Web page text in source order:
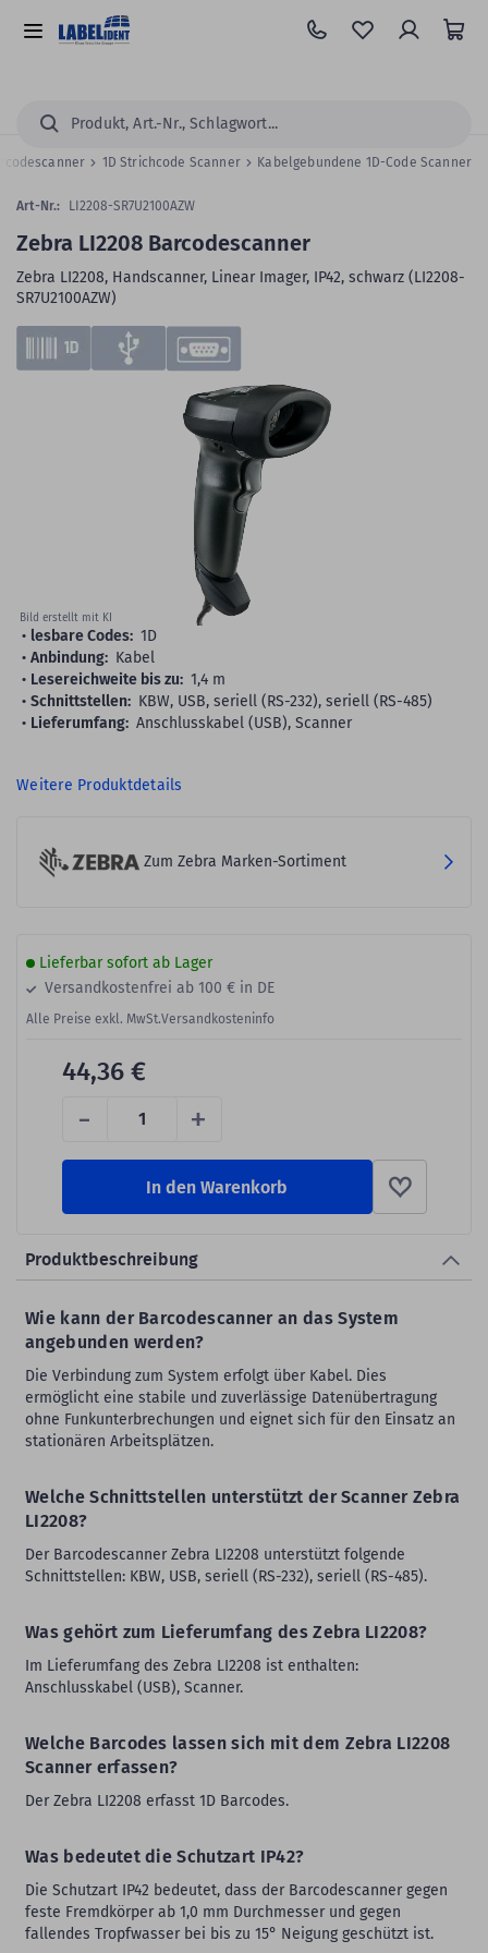
Hauptinhalt
springen
Alle
Suchen...
1D Strichcode Scanner Kabelgebundene 1D-Code Scanner
Zum
der
Bild erstellt mit KI
Skip
to
the
Zebra LI2208 Barcodescanner
Zebra LI2208, Handscanner, Linear Imager, IP42, schwarz (LI2208-
SR7U2100AZW)
Art-Nr.: LI2208-SR7U2100AZW
lesbare Codes: 1D
Anbindung: Kabel
Lesereichweite bis zu: 1,4 m
Schnittstellen: KBW, USB, seriell (RS-232), seriell (RS-485)
Lieferumfang: Anschlusskabel (USB), Scanner
Weitere Produktdetails
Zum Zebra Marken-Sortiment
Lieferbar sofort ab Lager
Versandkostenfrei ab 100 € in DE
Alle Preise exkl. MwSt.Versandkosteninfo
- +
44,36 €
In den Warenkorb
Produktbeschreibung
Wie kann der Barcodescanner an das System
angebunden werden?
Die Verbindung zum System erfolgt über Kabel. Dies
ermöglicht eine stabile und zuverlässige Datenübertragung
ohne Funkunterbrechungen und eignet sich für den Einsatz an
stationären Arbeitsplätzen.
Welche Schnittstellen unterstützt der Scanner Zebra
LI2208?
Der Barcodescanner Zebra LI2208 unterstützt folgende
Schnittstellen: KBW, USB, seriell (RS-232), seriell (RS-485).
Was gehört zum Lieferumfang des Zebra LI2208?
Im Lieferumfang des Zebra LI2208 ist enthalten:
Anschlusskabel (USB), Scanner.
Welche Barcodes lassen sich mit dem Zebra LI2208
Scanner erfassen?
Der Zebra LI2208 erfasst 1D Barcodes.
Was bedeutet die Schutzart IP42?
Die Schutzart IP42 bedeutet, dass der Barcodescanner gegen
feste Fremdkörper ab 1,0 mm Durchmesser und gegen
fallendes Tropfwasser bei bis zu 15° Neigung geschützt ist.